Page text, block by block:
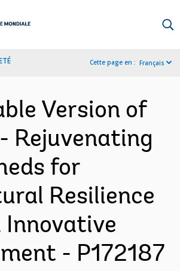
Cette page en : Français
Version of
Rejuvenating
for
Resilience
- P172187